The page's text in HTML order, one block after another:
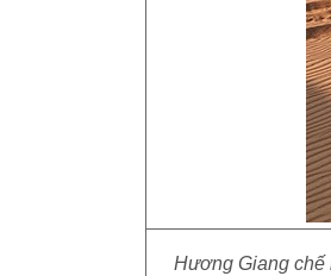
Hương Giang chế